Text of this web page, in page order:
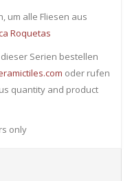
um alle Fliesen ​​aus
Roquetas
Serien bestellen
oder rufen
quantity and product
only